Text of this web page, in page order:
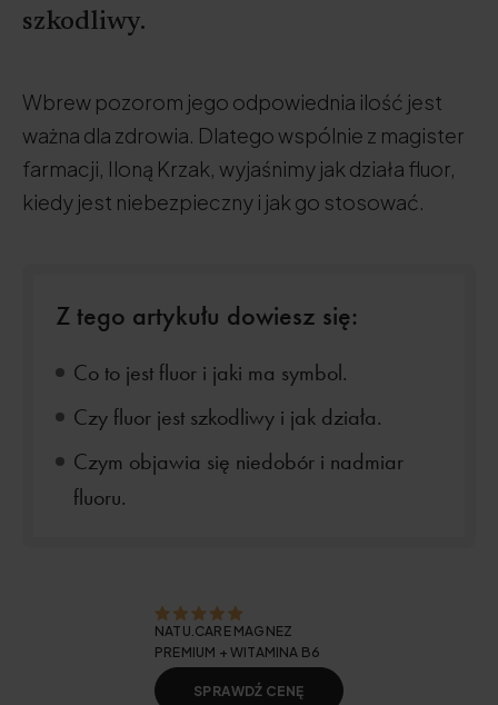
szkodliwy.
Wbrew pozorom jego odpowiednia ilość jest
ważna dla zdrowia. Dlatego wspólnie z magister
farmacji, Iloną Krzak, wyjaśnimy jak działa fluor,
kiedy jest niebezpieczny i jak go stosować.
Z tego artykułu dowiesz się:
Co to jest fluor i jaki ma symbol.
Czy fluor jest szkodliwy i jak działa.
Czym objawia się niedobór i nadmiar
fluoru.
NATU.CARE MAGNEZ
PREMIUM + WITAMINA B6
SPRAWDŹ CENĘ